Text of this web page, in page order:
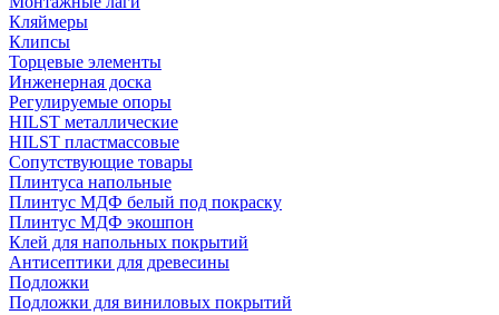
Кляймеры
Клипсы
Торцевые элементы
Инженерная доска
Регулируемые опоры
HILST металлические
HILST пластмассовые
Сопутствующие товары
Плинтуса напольные
Плинтус МДФ белый под покраску
Плинтус МДФ экошпон
Клей для напольных покрытий
Антисептики для древесины
Подложки
Подложки для виниловых покрытий